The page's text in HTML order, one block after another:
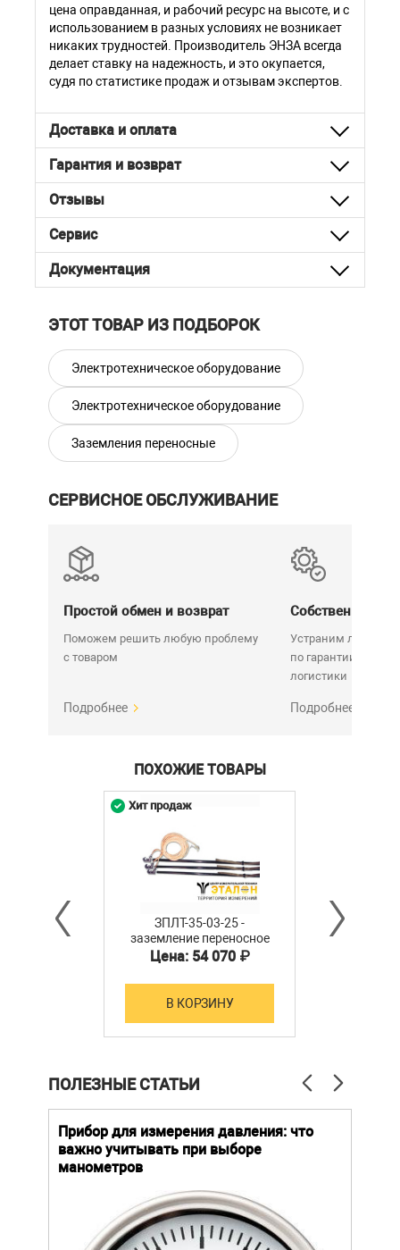
цена оправданная, и рабочий ресурс на высоте, и с
использованием в разных условиях не возникает
никаких трудностей. Производитель ЭНЗА всегда
делает ставку на надежность, и это окупается,
судя по статистике продаж и отзывам экспертов.
Доставка и оплата
Гарантия и возврат
Отзывы
Сервис
Документация
ЭТОТ ТОВАР ИЗ ПОДБОРОК
Электротехническое оборудование
Электротехническое оборудование
Заземления переносные
СЕРВИСНОЕ ОБСЛУЖИВАНИЕ
Простой обмен и возврат
Поможем решить любую проблему
с товаром
Подробнее
Собственный
Устраним любую
по гарантии. Срок
логистики
Подробнее
ПОХОЖИЕ ТОВАРЫ
ЗПЛТ-35-03-25 -
заземление переносное
линейное
Цена: 54 070 ₽
В КОРЗИНУ
Хит продаж
ПОЛЕЗНЫЕ СТАТЬИ
Прибор для измерения давления: что
важно учитывать при выборе
манометров